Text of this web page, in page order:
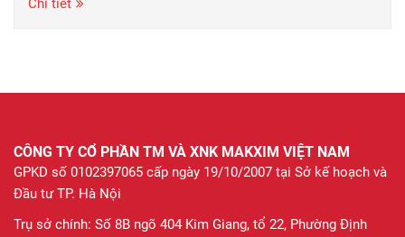
Chi tiết
CÔNG TY CỔ PHẦN TM VÀ XNK MAKXIM VIỆT NAM
GPKD số 0102397065 cấp ngày 19/10/2007 tại Sở kế hoạch và
Đầu tư TP. Hà Nội
Trụ sở chính: Số 8B ngõ 404 Kim Giang, tổ 22, Phường Định